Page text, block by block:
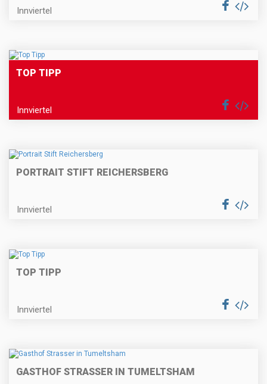
Innviertel
TOP TIPP
Innviertel
PORTRAIT STIFT REICHERSBERG
Innviertel
TOP TIPP
Innviertel
GASTHOF STRASSER IN TUMELTSHAM